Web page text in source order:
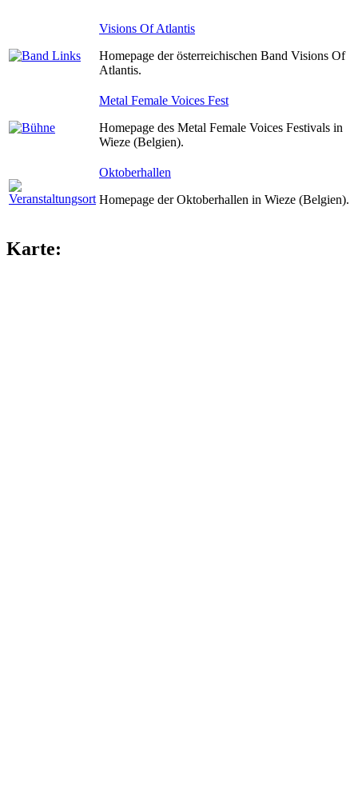
Visions Of Atlantis
Homepage der österreichischen Band Visions Of
Atlantis.
Metal Female Voices Fest
Homepage des Metal Female Voices Festivals in
Wieze (Belgien).
Oktoberhallen
Homepage der Oktoberhallen in Wieze (Belgien).
Karte: